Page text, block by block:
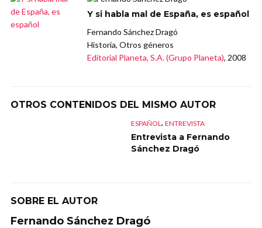
Y si habla mal de España, es español
Fernando Sánchez Dragó
Historia, Otros géneros
Editorial Planeta, S.A. (Grupo Planeta), 2008
OTROS CONTENIDOS DEL MISMO AUTOR
ESPAÑOL , ENTREVISTA
Entrevista a Fernando
Sánchez Dragó
SOBRE EL AUTOR
Fernando Sánchez Dragó